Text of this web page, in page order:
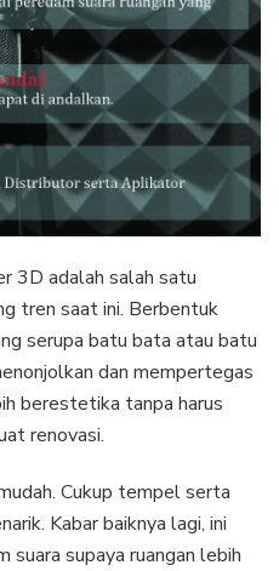
3D adalah salah satu
tren saat ini. Berbentuk
serupa batu bata atau batu
dan mempertegas
berestetika tanpa harus
renovasi.
Cukup tempel serta
Kabar baiknya lagi, ini
suara supaya ruangan lebih